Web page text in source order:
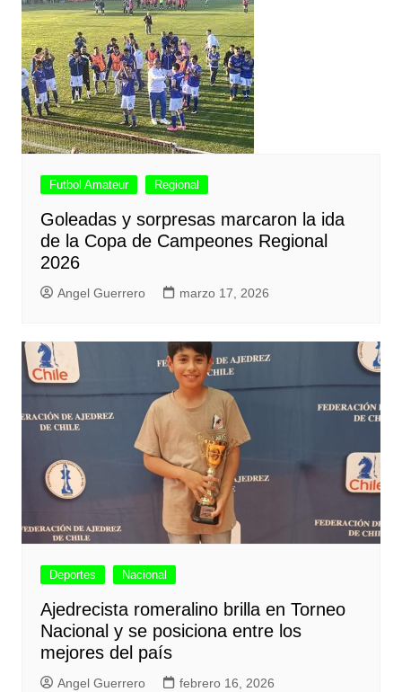
Futbol Amateur Regional
Goleadas y sorpresas marcaron la ida
de la Copa de Campeones Regional
2026
Angel Guerrero marzo 17, 2026
Deportes Nacional
Ajedrecista romeralino brilla en Torneo
Nacional y se posiciona entre los
mejores del país
Angel Guerrero febrero 16, 2026